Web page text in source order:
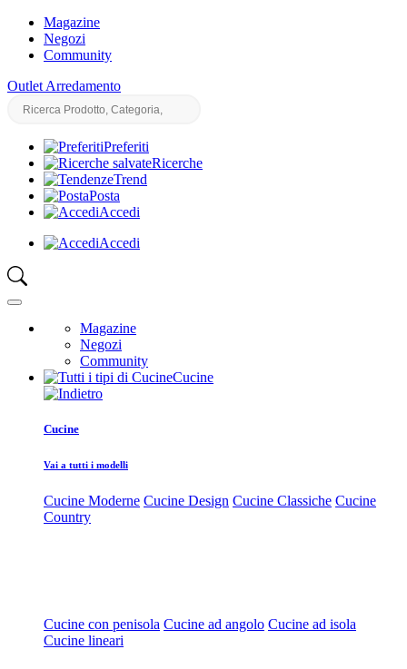
Magazine
Negozi
Community
Outlet Arredamento
Preferiti
Ricerche
Trend
Posta
Accedi
Accedi
Magazine
Negozi
Community
Cucine
Cucine
Vai a tutti i modelli
Cucine Moderne Cucine Design Cucine Classiche Cucine
Country
Cucine con penisola Cucine ad angolo Cucine ad isola
Cucine lineari